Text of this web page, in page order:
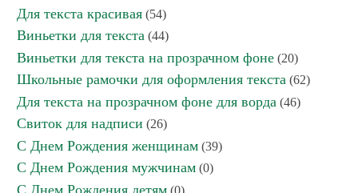
Для текста красивая (54)
Виньетки для текста (44)
Виньетки для текста на прозрачном фоне (20)
Школьные рамочки для оформления текста (62)
Для текста на прозрачном фоне для ворда (46)
Свиток для надписи (26)
С Днем Рождения женщинам (39)
С Днем Рождения мужчинам (0)
С Днем Рождения детям (0)